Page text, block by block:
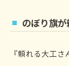
のぼり旗が
『頼れる大工